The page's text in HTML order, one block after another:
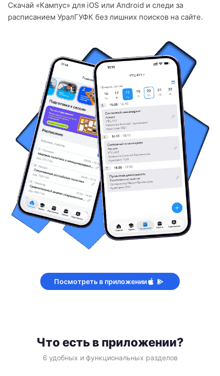
Скачай «Кампус» для iOS или Android и следи за
расписанием УралГУФК без лишних поисков на сайте.
Посмотреть в приложении
Что есть в приложении?
6 удобных и функциональных разделов